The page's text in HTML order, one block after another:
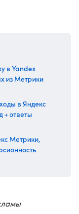
в Yandex
из Метрики
в Яндекс
+ ответы
Метрики,